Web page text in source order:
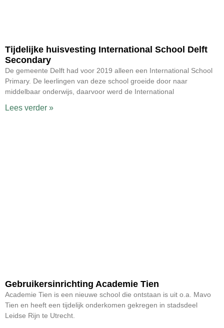
Tijdelijke huisvesting International School Delft
Secondary
De gemeente Delft had voor 2019 alleen een International School
Primary. De leerlingen van deze school groeide door naar
middelbaar onderwijs, daarvoor werd de International
Lees verder »
Gebruikersinrichting Academie Tien
Academie Tien is een nieuwe school die ontstaan is uit o.a. Mavo
Tien en heeft een tijdelijk onderkomen gekregen in stadsdeel
Leidse Rijn te Utrecht.